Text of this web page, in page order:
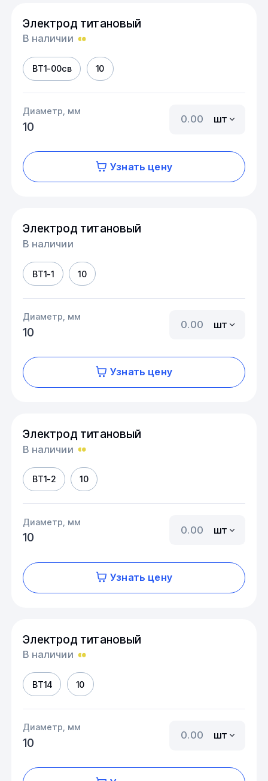
Электрод титановый
В наличии
ВТ1-00св 10
Диаметр, мм
10
шт
Узнать цену
Электрод титановый
В наличии
ВТ1-1 10
Диаметр, мм
10
шт
Узнать цену
Электрод титановый
В наличии
ВТ1-2 10
Диаметр, мм
10
шт
Узнать цену
Электрод титановый
В наличии
ВТ14 10
Диаметр, мм
10
шт